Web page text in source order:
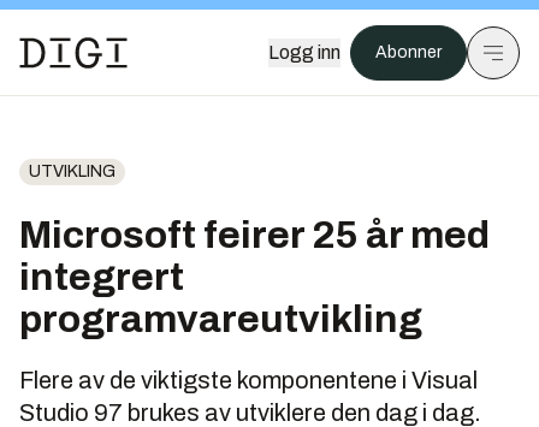
Logg inn Abonner
UTVIKLING
Microsoft feirer 25 år med
integrert
programvareutvikling
Flere av de viktigste komponentene i Visual
Studio 97 brukes av utviklere den dag i dag.